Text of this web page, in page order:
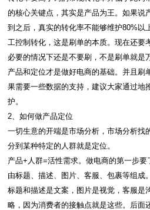
的核心关键点，其实是产品为王。如果说
到之后，真实的转化率不能够维护80%以
工控制转化，这是刷单的本质。现在还要
必要的情况下还是不要刷，不是刷单就是
产品和定位才是做好电商的基础。并且刷
果需要一些数据的支持，建议大家通过地
护。
2、如何做产品定位
一切生意的开端是市场分析，市场分析找
分到某种特定的人群就是定位。
产品+人群=活性需求。做电商的第一步
由标题、描述、图片、客服、包裹等组成。
标题和描述是文案，图片是视觉，客服是
略，因为消费者的接触点就是这些。后面